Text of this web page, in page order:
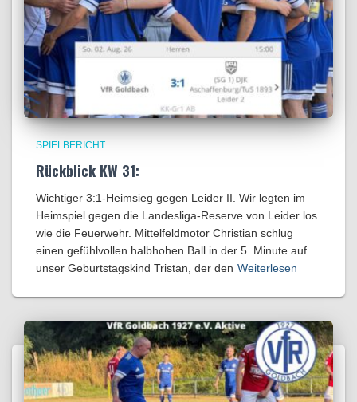
SPIELBERICHT
Rückblick KW 31:
Wichtiger 3:1-Heimsieg gegen Leider II. Wir legten im
Heimspiel gegen die Landesliga-Reserve von Leider los
wie die Feuerwehr. Mittelfeldmotor Christian schlug
einen gefühlvollen halbhohen Ball in der 5. Minute auf
unser Geburtstagskind Tristan, der den Weiterlesen